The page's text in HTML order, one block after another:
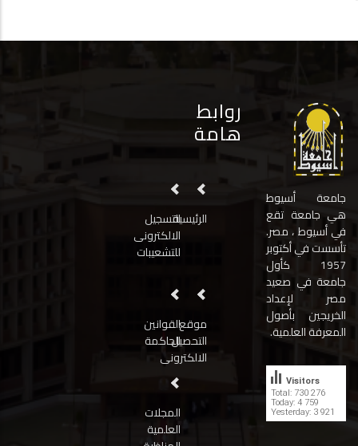
جامعة أسيوط
هي جامعة تقع
في أسيوط ، مصر.
تأسست في أكتوبر
1957 كأول
جامعة في صعيد
مصر لإعداد
الخريجين بأصول
المعرفة العلمية.
Total: 730 276
Today: 4 759
Yesterday: 3 921
Visitors
روابط
هامة
الرئيسيةالتسجيل
الالكترونى
للتشعيبات
موقع
التحصيل
الالكترونى
القوانين
الحاكمة
المجلات
العلمية